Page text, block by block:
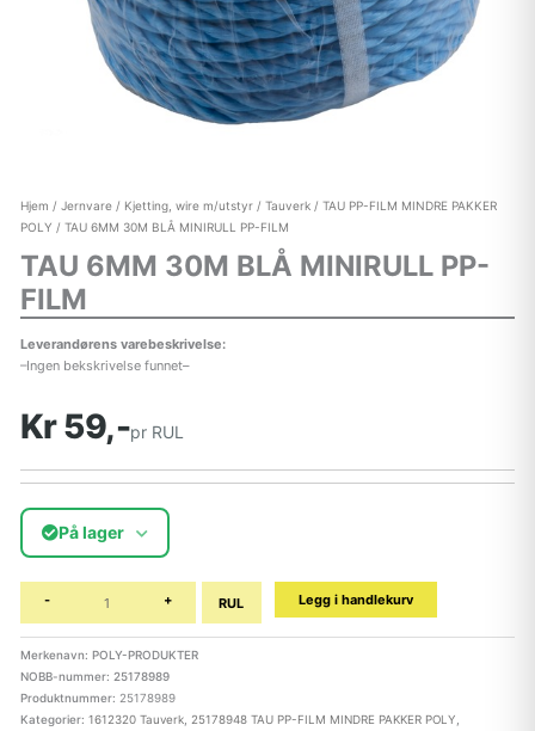
Hjem / Jernvare/ Kjetting, wire m/utstyr/ Tauverk/ TAU PP-FILM MINDRE PAKKER
POLY / TAU 6MM 30M BLÅ MINIRULL PP-FILM
TAU 6MM 30M BLÅ MINIRULL PP-
FILM
Leverandørens varebeskrivelse:
–Ingen bekskrivelse funnet–
Kr 59,-pr RUL
På lager
- + RUL Legg i handlekurv
Merkenavn: POLY-PRODUKTER
NOBB-nummer: 25178989
Produktnummer: 25178989
Kategorier: 1612320 Tauverk, 25178948 TAU PP-FILM MINDRE PAKKER POLY